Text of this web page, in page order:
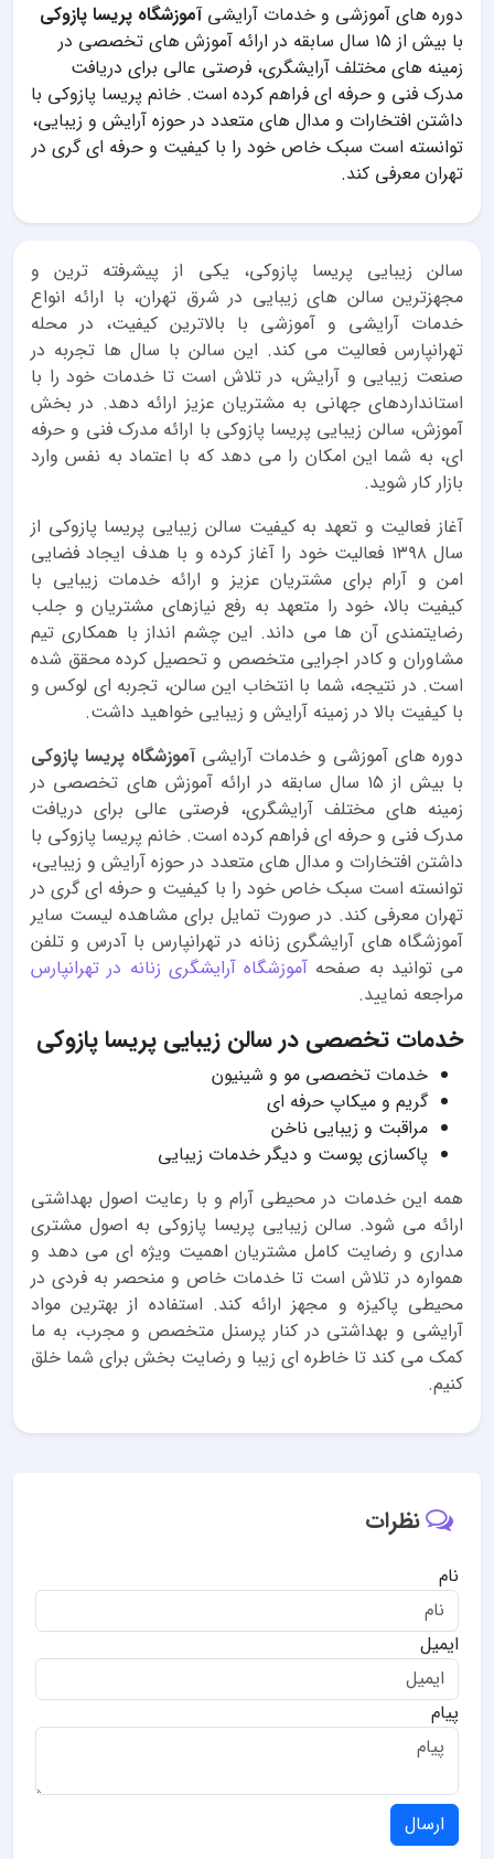
دوره های آموزشی و خدمات آرایشیآموزشگاه پریسا پازوکی
با بیش از ۱۵ سال سابقه در ارائه آموزش های تخصصی در
زمینه های مختلف آرایشگری، فرصتی عالی برای دریافت
مدرک فنی و حرفه ای فراهم کرده است. خانم پریسا پازوکی با
داشتن افتخارات و مدال های متعدد در حوزه آرایش و زیبایی،
توانسته است سبک خاص خود را با کیفیت و حرفه ای گری در
تهران معرفی کند.
سالن زیبایی پریسا پازوکی، یکی از پیشرفته ترین و
مجهزترین سالن های زیبایی در شرق تهران، با ارائه انواع
خدمات آرایشی و آموزشی با بالاترین کیفیت، در محله
تهرانپارس فعالیت می کند. این سالن با سال ها تجربه در
صنعت زیبایی و آرایش، در تلاش است تا خدمات خود را با
استانداردهای جهانی به مشتریان عزیز ارائه دهد. در بخش
آموزش، سالن زیبایی پریسا پازوکی با ارائه مدرک فنی و حرفه
ای، به شما این امکان را می دهد که با اعتماد به نفس وارد
بازار کار شوید.
آغاز فعالیت و تعهد به کیفیت سالن زیبایی پریسا پازوکی از
سال ۱۳۹۸ فعالیت خود را آغاز کرده و با هدف ایجاد فضایی
امن و آرام برای مشتریان عزیز و ارائه خدمات زیبایی با
کیفیت بالا، خود را متعهد به رفع نیازهای مشتریان و جلب
رضایتمندی آن ها می داند. این چشم انداز با همکاری تیم
مشاوران و کادر اجرایی متخصص و تحصیل کرده محقق شده
است. در نتیجه، شما با انتخاب این سالن، تجربه ای لوکس و
با کیفیت بالا در زمینه آرایش و زیبایی خواهید داشت.
دوره های آموزشی و خدمات آرایشی آموزشگاه پریسا پازوکی
با بیش از ۱۵ سال سابقه در ارائه آموزش های تخصصی در
زمینه های مختلف آرایشگری، فرصتی عالی برای دریافت
مدرک فنی و حرفه ای فراهم کرده است. خانم پریسا پازوکی با
داشتن افتخارات و مدال های متعدد در حوزه آرایش و زیبایی،
توانسته است سبک خاص خود را با کیفیت و حرفه ای گری در
تهران معرفی کند. در صورت تمایل برای مشاهده لیست سایر
آموزشگاه های آرایشگری زنانه در تهرانپارس با آدرس و تلفن
می توانید به صفحه آموزشگاه آرایشگری زنانه در تهرانپارس
مراجعه نمایید.
خدمات تخصصی در سالن زیبایی پریسا پازوکی
خدمات تخصصی مو و شینیون
گریم و میکاپ حرفه ای
مراقبت و زیبایی ناخن
پاکسازی پوست و دیگر خدمات زیبایی
همه این خدمات در محیطی آرام و با رعایت اصول بهداشتی
ارائه می شود. سالن زیبایی پریسا پازوکی به اصول مشتری
مداری و رضایت کامل مشتریان اهمیت ویژه ای می دهد و
همواره در تلاش است تا خدمات خاص و منحصر به فردی در
محیطی پاکیزه و مجهز ارائه کند. استفاده از بهترین مواد
آرایشی و بهداشتی در کنار پرسنل متخصص و مجرب، به ما
کمک می کند تا خاطره ای زیبا و رضایت بخش برای شما خلق
کنیم.
نظرات
نام
ایمیل
پیام
ارسال